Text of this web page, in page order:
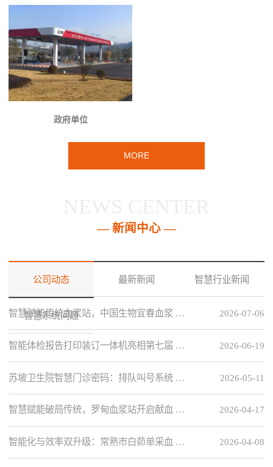
政府单位
MORE
— 新闻中心 —
公司动态 最新新闻 智慧行业新闻
智慧系统问题 2026-07-06
智慧赋能传统血浆站，中国生物宜春血浆 …
2026-06-19
智能体检报告打印装订一体机亮相第七届 …
2026-05-11
苏坡卫生院智慧门诊密码：排队叫号系统 …
2026-04-17
智慧赋能破局传统，罗甸血浆站开启献血 …
2026-04-08
智能化与效率双升级：常熟市白茆单采血 …